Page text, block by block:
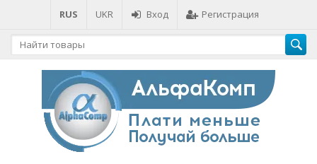
RUS UKR Вход Регистрация